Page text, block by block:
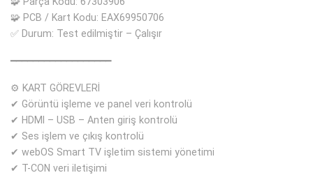
🧩 PCB / Kart Kodu: EAX69950706
✅ Durum: Test edilmiştir – Çalışır
━━━━━━━━━━━━━━━━━━
⚙ KART GÖREVLERİ
✔ Görüntü işleme ve panel veri kontrolü
✔ HDMI – USB – Anten giriş kontrolü
✔ Ses işlem ve çıkış kontrolü
✔ webOS Smart TV işletim sistemi yönetimi
✔ T-CON veri iletişimi